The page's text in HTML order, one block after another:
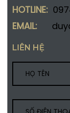
HOTLINE:
EMAIL:
LIÊN HỆ